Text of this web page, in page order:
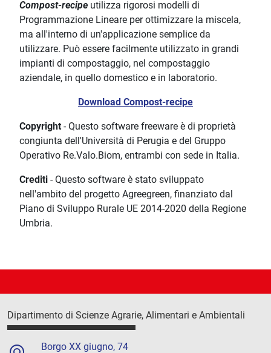
Compost-recipe utilizza rigorosi modelli di
Programmazione Lineare per ottimizzare la miscela,
ma all'interno di un'applicazione semplice da
utilizzare. Può essere facilmente utilizzato in grandi
impianti di compostaggio, nel compostaggio
aziendale, in quello domestico e in laboratorio.
Download Compost-recipe
Copyright - Questo software freeware è di proprietà
congiunta dell'Università di Perugia e del Gruppo
Operativo Re.Valo.Biom, entrambi con sede in Italia.
Crediti - Questo software è stato sviluppato
nell'ambito del progetto Agreegreen, finanziato dal
Piano di Sviluppo Rurale UE 2014-2020 della Regione
Umbria.
Dipartimento di Scienze Agrarie, Alimentari e Ambientali
Borgo XX giugno, 74